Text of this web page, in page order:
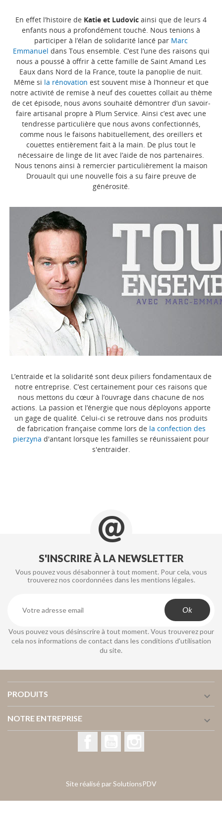
En effet l’histoire de Katie et Ludovic ainsi que de leurs 4
enfants nous a profondément touché. Nous tenions à
participer à l’élan de solidarité lancé par Marc
Emmanuel dans Tous ensemble. C’est l’une des raisons qui
nous a poussé à offrir à cette famille de Saint Amand Les
Eaux dans Nord de la France, toute la panoplie de nuit.
Même si la rénovation est souvent mise à l’honneur et que
notre activité de remise à neuf des couettes collait au thème
de cet épisode, nous avons souhaité démontrer d’un savoir-
faire artisanal propre à Plum Service. Ainsi c’est avec une
tendresse particulière que nous avons confectionnés,
comme nous le faisons habituellement, des oreillers et
couettes entièrement fait à la main. De plus tout le
nécessaire de linge de lit avec l’aide de nos partenaires.
Nous tenons ainsi à remercier particulièrement la maison
Drouault qui une nouvelle fois a su faire preuve de
générosité.
L’entraide et la solidarité sont deux piliers fondamentaux de
notre entreprise. C’est certainement pour ces raisons que
nous mettons du cœur à l’ouvrage dans chacune de nos
actions. La passion et l’énergie que nous déployons apporte
un gage de qualité. Celui-ci se retrouve dans nos produits
de fabrication française comme lors de la confection des
pierzyna d'antant lorsque les familles se réunissaient pour
s'entraider.
S'INSCRIRE À LA NEWSLETTER
Vous pouvez vous désabonner à tout moment. Pour cela, vous
trouverez nos coordonnées dans les mentions légales.
Vous pouvez vous désinscrire à tout moment. Vous trouverez pour
cela nos informations de contact dans les conditions d'utilisation
du site.
PRODUITS 
NOTRE ENTREPRISE 
Site réalisé par SolutionsPDV